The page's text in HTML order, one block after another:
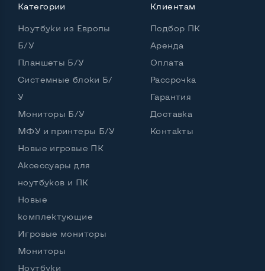
Остальные возможности:
Цвет
Категории
Ноутбуки из Европы
Б/У
Планшеты Б/У
Системные блоки Б/
У
Мониторы Б/У
МФУ и принтеры Б/У
Новые игровые ПК
Аксессуары для
ноутбуков и ПК
Новые
комплектующие
Игровые мониторы
Мониторы
Ноутбуки
Клиентам
Подбор ПК
Аренда
Оплата
Рассрочка
Гарантия
Доставка
Контакты